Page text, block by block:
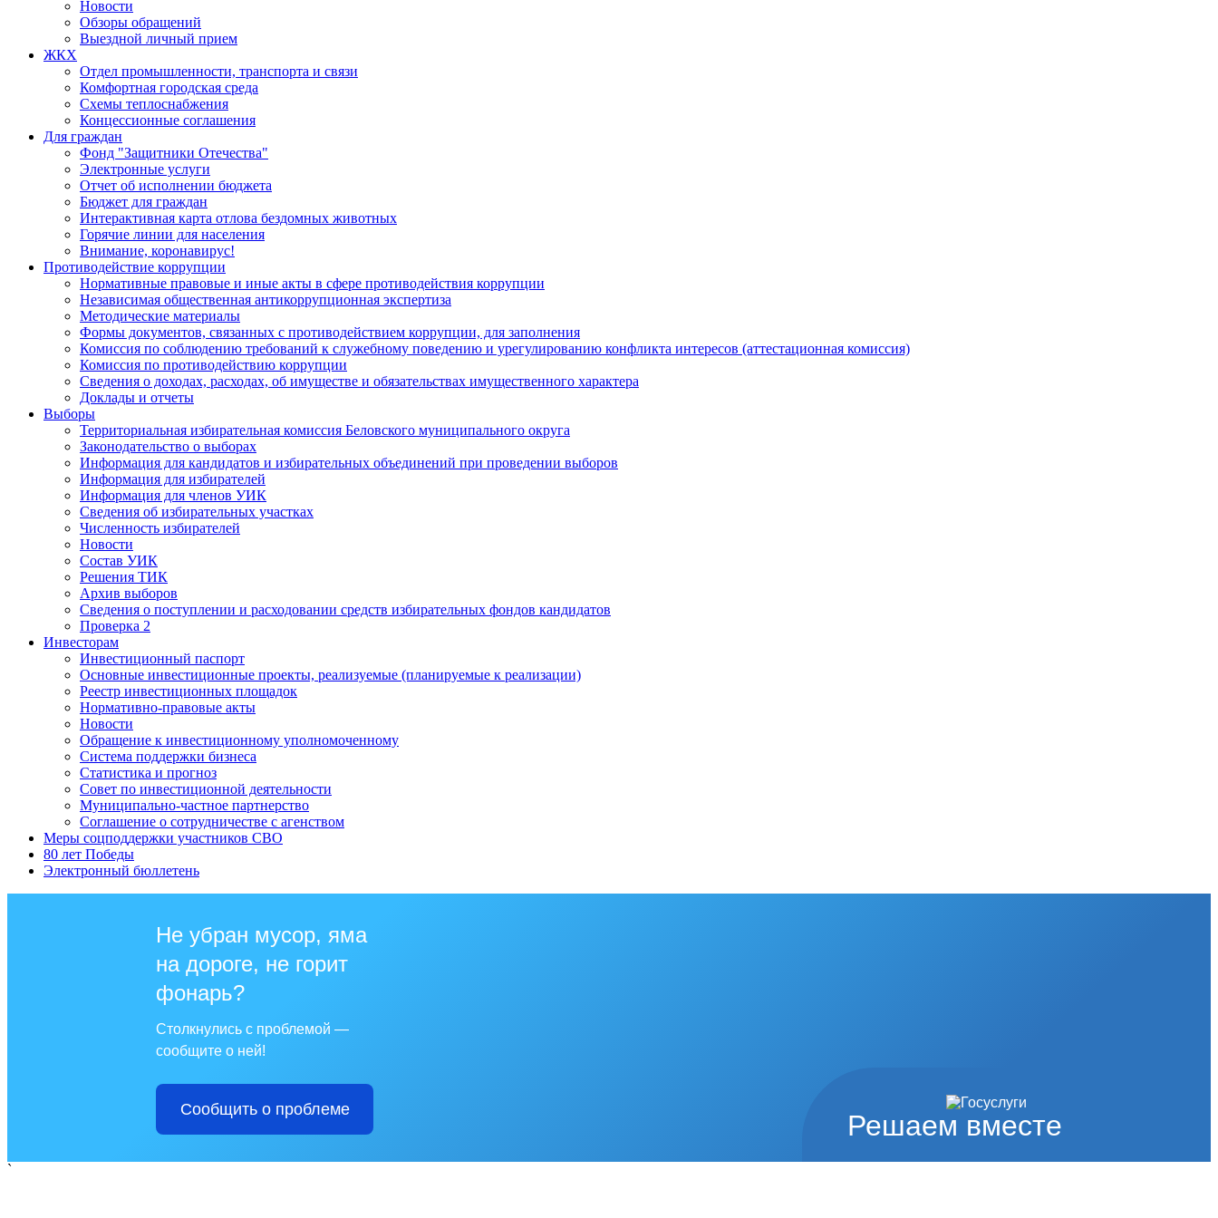
Новости
Обзоры обращений
Выездной личный прием
ЖКХ
Отдел промышленности, транспорта и связи
Комфортная городская среда
Схемы теплоснабжения
Концессионные соглашения
Для граждан
Фонд "Защитники Отечества"
Электронные услуги
Отчет об исполнении бюджета
Бюджет для граждан
Интерактивная карта отлова бездомных животных
Горячие линии для населения
Внимание, коронавирус!
Противодействие коррупции
Нормативные правовые и иные акты в сфере противодействия коррупции
Независимая общественная антикоррупционная экспертиза
Методические материалы
Формы документов, связанных с противодействием коррупции, для заполнения
Комиссия по соблюдению требований к служебному поведению и урегулированию конфликта интересов (аттестационная комиссия)
Комиссия по противодействию коррупции
Сведения о доходах, расходах, об имуществе и обязательствах имущественного характера
Доклады и отчеты
Выборы
Территориальная избирательная комиссия Беловского муниципального округа
Законодательство о выборах
Информация для кандидатов и избирательных объединений при проведении выборов
Информация для избирателей
Информация для членов УИК
Сведения об избирательных участках
Численность избирателей
Новости
Состав УИК
Решения ТИК
Архив выборов
Сведения о поступлении и расходовании средств избирательных фондов кандидатов
Проверка 2
Инвесторам
Инвестиционный паспорт
Основные инвестиционные проекты, реализуемые (планируемые к реализации)
Реестр инвестиционных площадок
Нормативно-правовые акты
Новости
Обращение к инвестиционному уполномоченному
Система поддержки бизнеса
Статистика и прогноз
Совет по инвестиционной деятельности
Муниципально-частное партнерство
Соглашение о сотрудничестве с агенством
Меры соцподдержки участников СВО
80 лет Победы
Электронный бюллетень
Решаем вместе
Не убран мусор, яма
на дороге, не горит
фонарь?
Столкнулись с проблемой —
сообщите о ней!
Сообщить о проблеме
`